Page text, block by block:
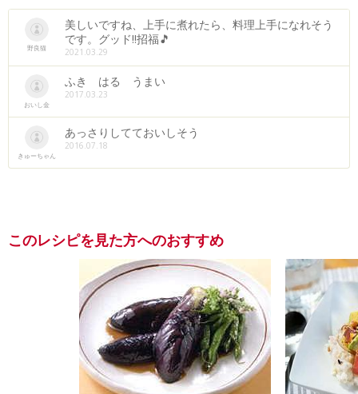
野良猫
美しいですね、上手に煮れたら、料理上手になれそう
です。グッド‼招福🎵
2021.03.29
おいし金
ふき はる うまい
2017.03.23
きゅーちゃん
あっさりしてておいしそう
2016.07.18
このレシピを見た方へのおすすめ